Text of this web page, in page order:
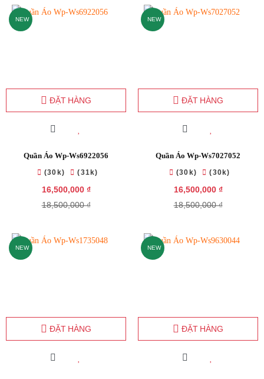
NEW
ĐẶT HÀNG
Quần Áo Wp-Ws6922056
(30k) (31k)
16,500,000 ₫
18,500,000 ₫
NEW
ĐẶT HÀNG
Quần Áo Wp-Ws7027052
(30k) (30k)
16,500,000 ₫
18,500,000 ₫
NEW
ĐẶT HÀNG
NEW
ĐẶT HÀNG